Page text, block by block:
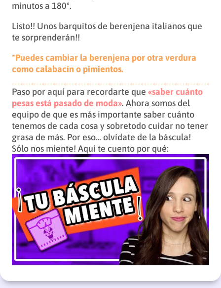
minutos a 180º.
Listo!! Unos barquitos de berenjena italianos que
te sorprenderán!!
*Puedes cambiar la berenjena por otra verdura
como calabacín o pimientos.
Paso por aquí para recordarte que «saber cuánto
pesas está pasado de moda». Ahora somos del
equipo de que es más importante saber cuánto
tenemos de cada cosa y sobretodo cuidar no tener
grasa de más. Por eso… olvídate de la báscula!
Sólo nos miente! Aquí te cuento por qué: